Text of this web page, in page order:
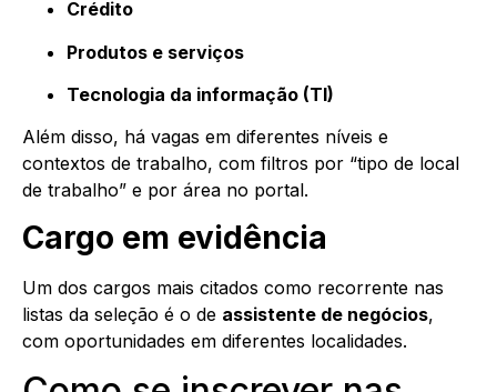
Crédito
Produtos e serviços
Tecnologia da informação (TI)
Além disso, há vagas em diferentes níveis e
contextos de trabalho, com filtros por “tipo de local
de trabalho” e por área no portal.
Cargo em evidência
Um dos cargos mais citados como recorrente nas
listas da seleção é o de assistente de negócios,
com oportunidades em diferentes localidades.